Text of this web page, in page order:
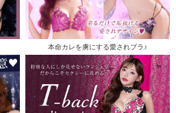
本命カレを虜にする愛されブラ♪